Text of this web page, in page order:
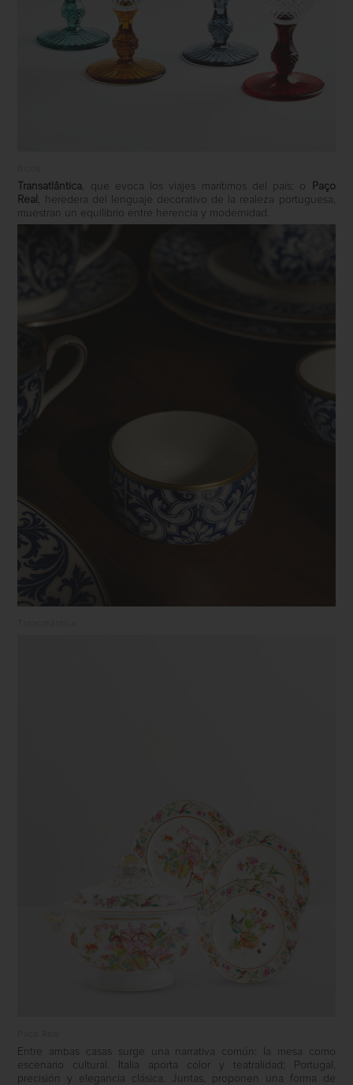
Transatlântica, que evoca los viajes marítimos del país; o
Paço
Real , heredera del lenguaje decorativo de la realeza portuguesa,
muestran un equilibrio entre herencia y modernidad.
Entre ambas casas surge una narrativa común: la mesa como
escenario cultural. Italia aporta color y teatralidad; Portugal,
precisión y elegancia clásica. Juntas, proponen una forma de